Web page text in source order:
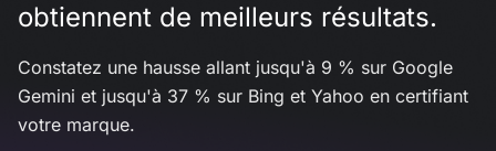
obtiennent de meilleurs résultats.
Constatez une hausse allant jusqu'à 9 % sur Google
Gemini et jusqu'à 37 % sur Bing et Yahoo en certifiant
votre marque.